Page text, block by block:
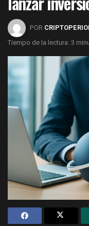
POR
Tiempo de la lectura: 3